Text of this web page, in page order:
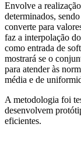
Envolve a
determinados,
converte para
faz a interpolação
como entrada de
mostrará se o
para atender às
média e de
A metodologia foi
desenvolvem
eficientes.